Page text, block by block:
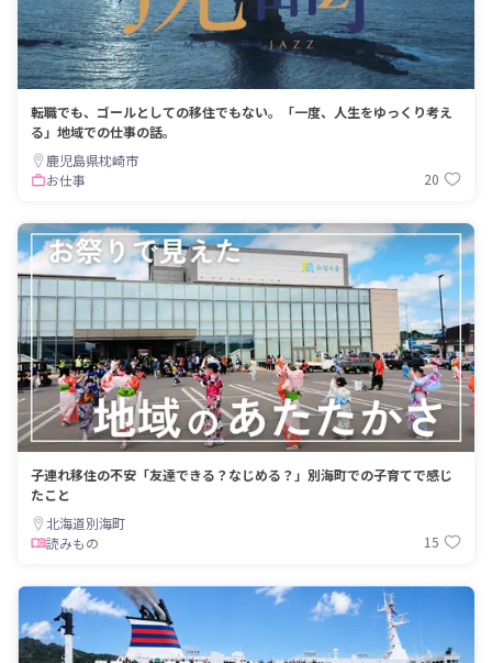
転職でも、ゴールとしての移住でもない。「一度、人生をゆっくり考え
る」地域での仕事の話。
鹿児島県枕崎市
お仕事
20
子連れ移住の不安「友達できる？なじめる？」別海町での子育てで感じ
たこと
北海道別海町
読みもの
15